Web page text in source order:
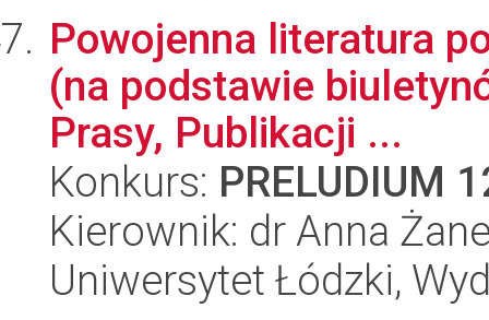
Powojenna literatura
(na podstawie
Prasy, Publikacji ...
Konkurs: PRELUDIUM
Kierownik: dr Anna
Uniwersytet Łódzki,